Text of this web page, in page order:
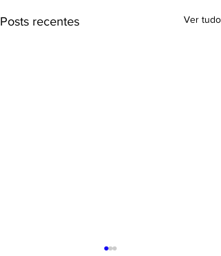
Posts recentes Ver tudo